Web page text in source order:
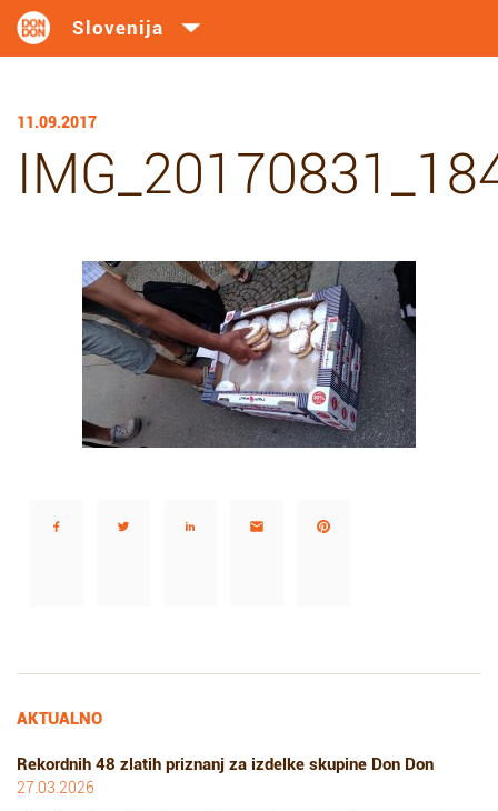
11.09.2017
AKTUALNO
Rekordnih 48 zlatih priznanj za izdelke skupine Don Don
27.03.2026